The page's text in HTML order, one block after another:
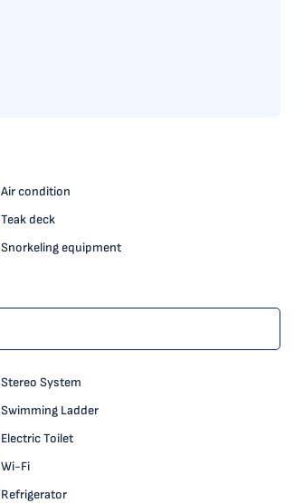
Air condition
Teak deck
Snorkeling equipment
Stereo System
Swimming Ladder
Electric Toilet
Wi-Fi
Refrigerator